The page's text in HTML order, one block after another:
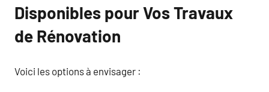
Disponibles pour Vos Travaux
de Rénovation
Voici les options à envisager :